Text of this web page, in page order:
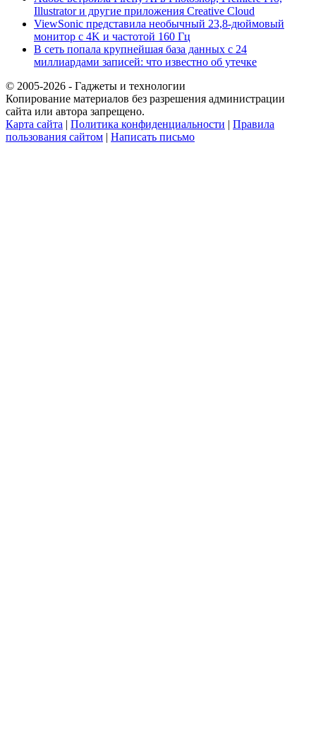
Illustrator и другие приложения Creative Cloud
ViewSonic представила необычный 23,8-дюймовый
монитор с 4K и частотой 160 Гц
В сеть попала крупнейшая база данных с 24
миллиардами записей: что известно об утечке
© 2005-2026 - Гаджеты и технологии
Копирование материалов без разрешения администрации
сайта или автора запрещено.
Карта сайта | Политика конфиденциальности | Правила
пользования сайтом | Написать письмо